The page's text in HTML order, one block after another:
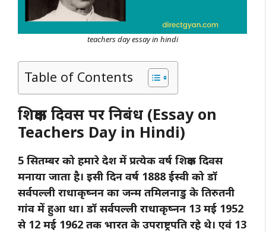
teachers day essay in hindi
Table of Contents
शिक्षक दिवस पर निबंध (Essay on
Teachers Day in Hindi)
5 सितम्बर को हमारे देश में प्रत्येक वर्ष शिक्षक दिवस
मनाया जाता है। इसी दिन वर्ष 1888 ईस्वी को डॉ
सर्वपल्ली राधाकृष्नन का जन्म तमिलनाडु के तिरुतनी
गांव में हुआ था। डॉ सर्वपल्ली राधाकृष्नन 13 मई 1952
से 12 मई 1962 तक भारत के उपराष्ट्रपति रहे थे। एवं 13